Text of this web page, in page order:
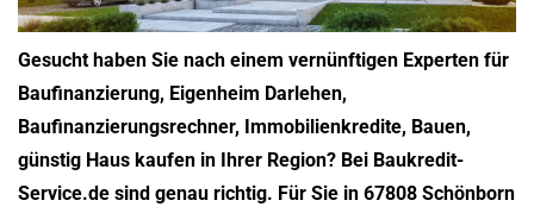
Gesucht haben Sie nach einem vernünftigen Experten für
Baufinanzierung, Eigenheim Darlehen,
Baufinanzierungsrechner, Immobilienkredite, Bauen,
günstig Haus kaufen in Ihrer Region? Bei Baukredit-
Service.de sind genau richtig. Für Sie in 67808 Schönborn